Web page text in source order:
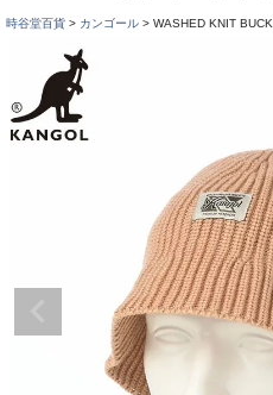
時谷堂百貨 カンゴール WASHED KNIT